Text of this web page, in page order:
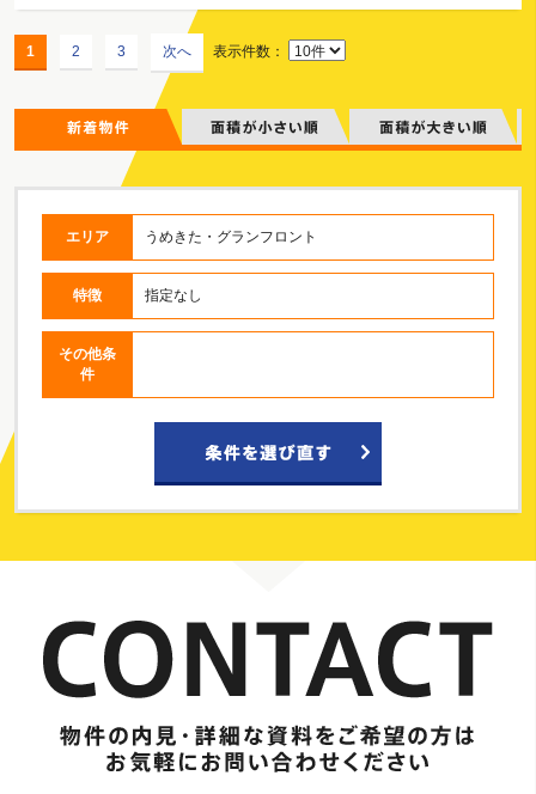
1 2 3 次へ 表示件数：
エリア うめきた・グランフロント
特徴 指定なし
その他条
件